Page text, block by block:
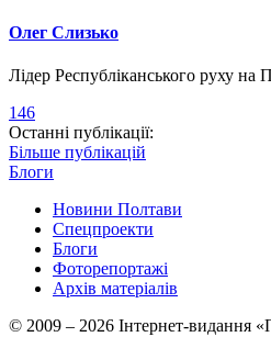
Олег Слизько
Лідер Республіканського руху на
146
Останні публікації:
Більше публікацій
Блоги
Новини Полтави
Спецпроекти
Блоги
Фоторепортажі
Архів матеріалів
© 2009 – 2026 Інтернет-видання